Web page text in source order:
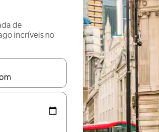
de
incríveis no
explore-os usando as seta para